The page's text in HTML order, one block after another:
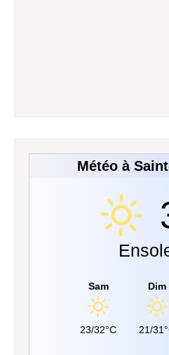
Météo à
Sam
23/32°C
Dim
21/